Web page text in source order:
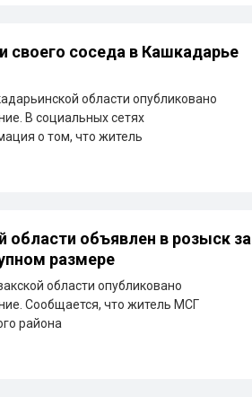
своего соседа в Кашкадарье
области опубликовано
В социальных сетях
о том, что житель
объявлен в розыск за
размере
области опубликовано
Сообщается, что житель МСГ
района